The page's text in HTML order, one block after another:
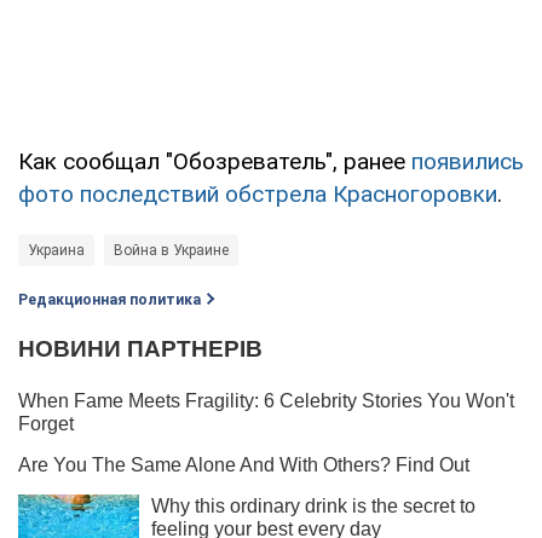
Как сообщал "Обозреватель", ранее появились
фото последствий обстрела Красногоровки.
Украина Война в Украине
Редакционная политика